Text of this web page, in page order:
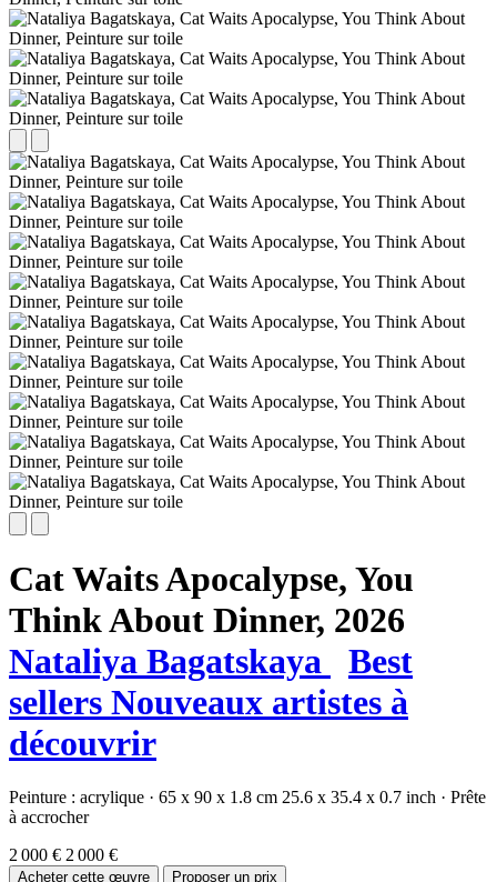
Cat Waits Apocalypse, You
Think About Dinner, 2026
Nataliya Bagatskaya
Best
sellers Nouveaux artistes à
découvrir
Peinture : acrylique · 65 x 90 x 1.8 cm 25.6 x 35.4 x 0.7 inch · Prête
à accrocher
2 000 € 2 000 €
Acheter cette œuvre Proposer un prix